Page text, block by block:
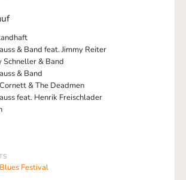
& Band feat. Jimmy Reiter
Schneller & Band
& Band
& The Deadmen
feat. Henrik Freischlader
Festival